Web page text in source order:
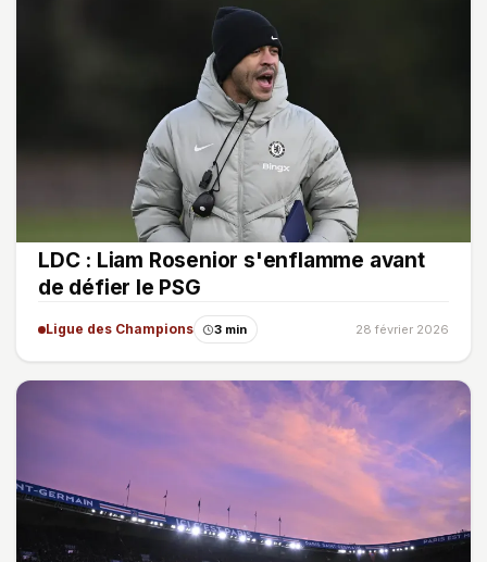
LDC : Liam Rosenior s'enflamme avant
de défier le PSG
Ligue des Champions 3 min 28 février 2026